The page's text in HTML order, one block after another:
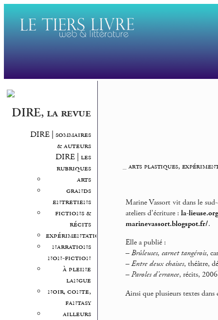
DIRE, la revue
DIRE | sommaires
& auteurs
DIRE | les
rubriques
arts
grands
entretiens
fictions &
récits
expérimentation
narrations
non-fiction
à pleine
langue
noir, conte,
fantasy
ailleurs
arts plastiques,
Marine Vassort vit dans le
ateliers d’écriture : la-
marinevassort.blogspot.fr/.
Elle a publié :
–Brûleuses, carnet tangérois,
–Entre deux chaises, théâtre,
–Paroles d’errance, récits,
Ainsi que plusieurs textes dans